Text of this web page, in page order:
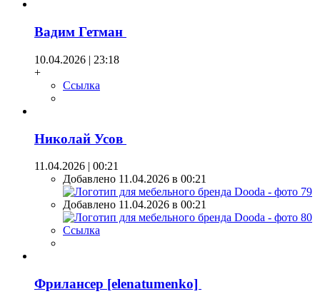
Вадим Гетман
10.04.2026 | 23:18
+
Ссылка
Николай Усов
11.04.2026 | 00:21
Добавлено 11.04.2026 в 00:21
Добавлено 11.04.2026 в 00:21
Ссылка
Фрилансер [elenatumenko]